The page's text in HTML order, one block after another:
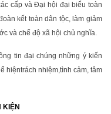
cấp và Đại hội đại biểu toàn
kết toàn dân tộc, làm giảm
và chế độ xã hội chủ nghĩa.
tin đại chúng những ý kiến
hiệntrách nhiệm,tình cảm, tâm
KIỆN